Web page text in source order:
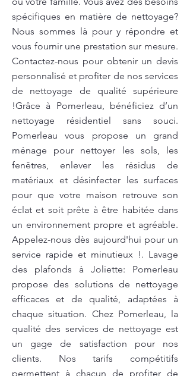
spécifiques en matière de nettoyage?
Nous sommes là pour y répondre et
vous fournir une prestation sur mesure.
Contactez-nous pour obtenir un devis
personnalisé et profiter de nos services
de nettoyage de qualité supérieure
!Grâce à Pomerleau, bénéficiez d’un
nettoyage résidentiel sans souci.
Pomerleau vous propose un grand
ménage pour nettoyer les sols, les
fenêtres, enlever les résidus de
matériaux et désinfecter les surfaces
pour que votre maison retrouve son
éclat et soit prête à être habitée dans
un environnement propre et agréable.
Appelez-nous dès aujourd'hui pour un
service rapide et minutieux !. Lavage
des plafonds à Joliette: Pomerleau
propose des solutions de nettoyage
efficaces et de qualité, adaptées à
chaque situation. Chez Pomerleau, la
qualité des services de nettoyage est
un gage de satisfaction pour nos
clients. Nos tarifs compétitifs
permettent à chacun de profiter de